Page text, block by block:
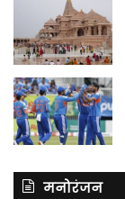
मनोरंजन